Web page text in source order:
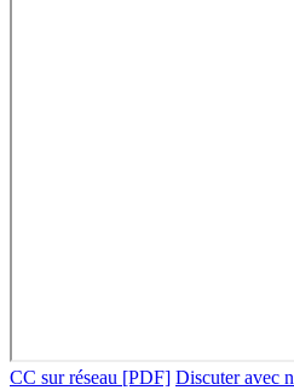
CC sur réseau [PDF] Discuter avec